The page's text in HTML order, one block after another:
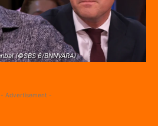
(©SBS 6/BNNVARA)
- Advertisement -